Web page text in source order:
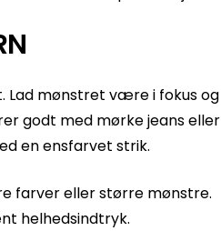
Lad mønstret være i fokus og
godt med mørke jeans eller
en ensfarvet strik.
farver eller større mønstre.
helhedsindtryk.